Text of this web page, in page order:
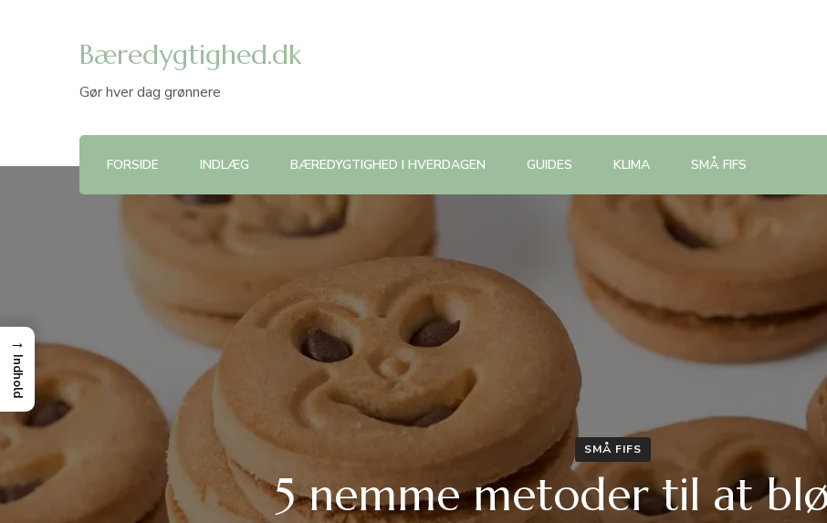
Bæredygtighed.dk
Gør hver dag grønnere
FORSIDE INDLÆG BÆREDYGTIGHED I HVERDAGEN GUIDES KLIMA SMÅ FIFS
SMÅ FIFS
5 nemme metoder til at
→
Indhold